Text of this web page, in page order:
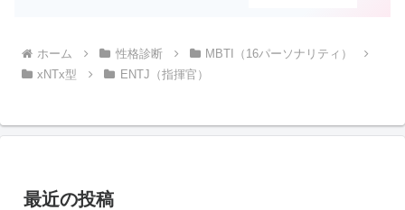
ホーム 性格診断
MBTI（16パーソナリティ）
xNTx型
ENTJ（指揮官）
最近の投稿